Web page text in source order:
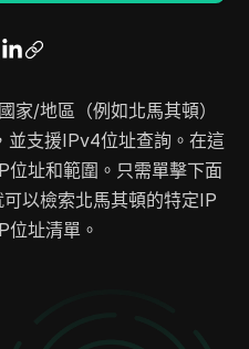
32768
32768
4096
131072
家/地區（例如北馬其頓）
並支援IPv4位址查詢。在這
位址和範圍。只需單擊下面
以檢索北馬其頓的特定IP
位址清單。